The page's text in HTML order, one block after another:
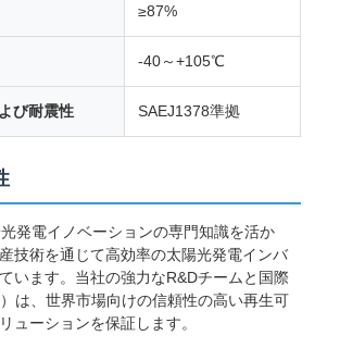
≥87%
-40～+105℃
び耐震性 SAEJ1378準拠
発電イノベーションの専門知識を活か
技術を通じて高効率の太陽光発電インバ
います。当社の強力なR&Dチームと国際
は、世界市場向けの信頼性の高い再生可
ューションを保証します。